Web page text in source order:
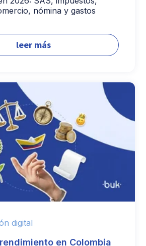
nómina y gastos
leer más
digital
en Colombia